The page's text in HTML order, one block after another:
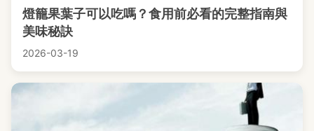
燈籠果葉子可以吃嗎？食用前必看的完整指南與
美味秘訣
2026-03-19